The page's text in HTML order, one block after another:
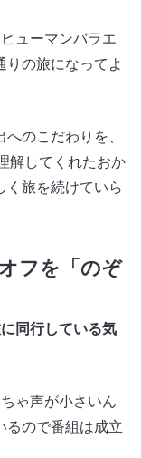
ューマンバラエ
りの旅になってよ
のこだわりを、
解してくれたおか
く旅を続けていら
フを「のぞ
同行している気
ゃ声が小さいん
るので番組は成立